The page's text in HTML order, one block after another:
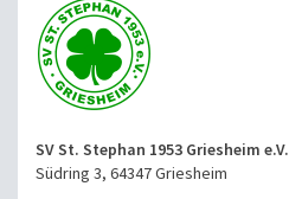
SV St. Stephan 1953 Griesheim e.V.
Südring 3, 64347 Griesheim